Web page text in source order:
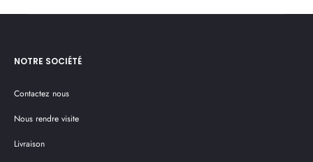
NOTRE SOCIÉTÉ
Contactez nous
Nous rendre visite
Livraison